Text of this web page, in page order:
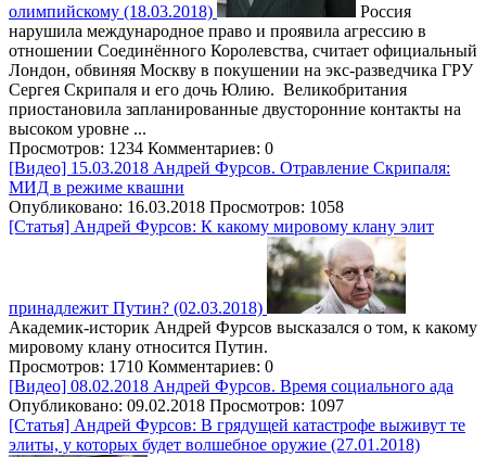
олимпийскому (18.03.2018)
Россия
нарушила международное право и проявила агрессию в
отношении Соединённого Королевства, считает официальный
Лондон, обвиняя Москву в покушении на экс-разведчика ГРУ
Сергея Скрипаля и его дочь Юлию. Великобритания
приостановила запланированные двусторонние контакты на
высоком уровне ...
Просмотров: 1234 Комментариев: 0
[Видео] 15.03.2018 Андрей Фурсов. Отравление Скрипаля:
МИД в режиме квашни
Опубликовано: 16.03.2018 Просмотров: 1058
[Статья] Андрей Фурсов: К какому мировому клану элит
принадлежит Путин? (02.03.2018)
Академик-историк Андрей Фурсов высказался о том, к какому
мировому клану относится Путин.
Просмотров: 1710 Комментариев: 0
[Видео] 08.02.2018 Андрей Фурсов. Время социального ада
Опубликовано: 09.02.2018 Просмотров: 1097
[Статья] Андрей Фурсов: В грядущей катастрофе выживут те
элиты, у которых будет волшебное оружие (27.01.2018)